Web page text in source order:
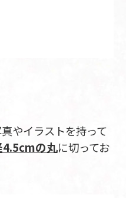
やイラストを持って
4.5cmの丸に切ってお